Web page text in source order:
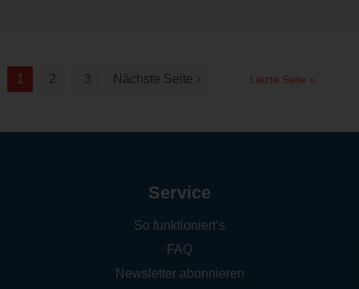
1 2 3 Nächste Seite › Letzte Seite »
Service
So funktioniert‘s
FAQ
Newsletter abonnieren